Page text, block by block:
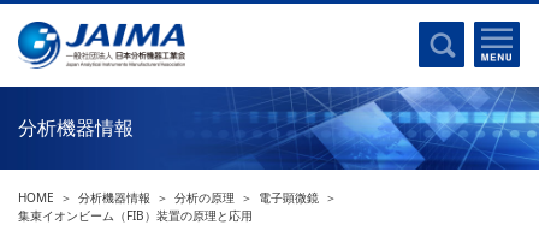
事業計画書
沿革
採用
関連リンク
はじめに
電磁波(光)
クロマトグラフ
質量分析
電子顕微鏡
分析機器情報
HOME 分析機器情報 分析の原理
電子顕微鏡
集束イオンビーム（FIB）装置の原理と応用